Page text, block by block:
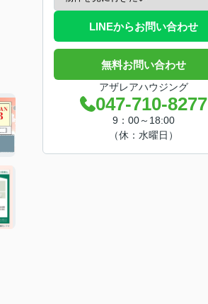
LINEからお問い合わせ
無料お問い合わせ
アザレアハウジング
047-710-8277
9：00～18:00
（休：水曜日）